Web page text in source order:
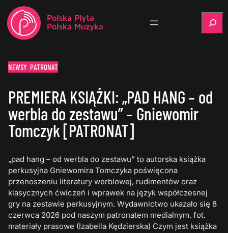
NEWSY PATRONAT
PREMIERA KSIĄŻKI: „PAD HANG – od
werbla do zestawu” – Gniewomir
Tomczyk [PATRONAT]
„pad hang – od werbla do zestawu” to autorska książka
perkusyjna Gniewomira Tomczyka poświęcona
przenoszeniu literatury werblowej, rudimentów oraz
klasycznych ćwiczeń i wprawek na język współczesnej
gry na zestawie perkusyjnym. Wydawnictwo ukazało się 8
czerwca 2026 pod naszym patronatem medialnym. fot.
materiały prasowe (Izabella Kędzierska) Czym jest książka